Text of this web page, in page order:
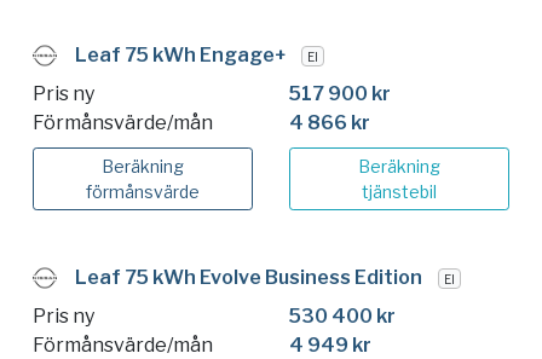
Leaf 75 kWh Engage+ El
Pris ny
517 900 kr
Förmånsvärde/mån
4 866 kr
Beräkning
förmånsvärde
Beräkning
tjänstebil
Leaf 75 kWh Evolve Business Edition El
Pris ny
530 400 kr
Förmånsvärde/mån
4 949 kr